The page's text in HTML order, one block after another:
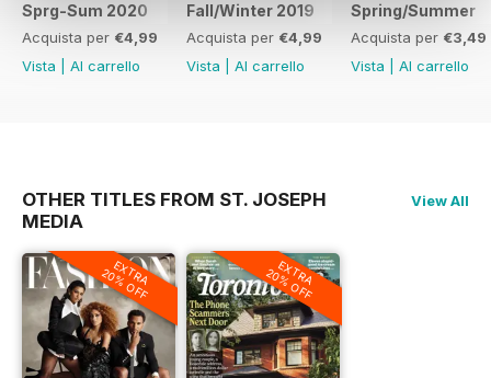
Sprg-Sum 2020
Acquista per €4,99
Vista
Al carrello
Fall/Winter 2019
Acquista per €4,99
Vista
Al carrello
Spring/Summer
Acquista per €3,49
Vista
Al carrello
OTHER TITLES FROM ST. JOSEPH
MEDIA
View All
EXTRA
20% OFF EXTRA
20% OFF